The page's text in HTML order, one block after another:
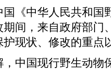
中华人民共和国
期间，来自政府部门
护现状、修改的重点
国现行野生动物